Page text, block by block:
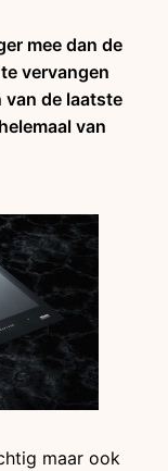
mee dan de
vervangen
de laatste
van
maar ook